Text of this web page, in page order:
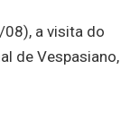
a visita do
de Vespasiano,